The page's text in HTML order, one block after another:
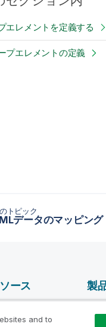
エレメントを定義する
プエレメントの定義
トピック
データのマッピング
ース
Developer
製
品質
and to